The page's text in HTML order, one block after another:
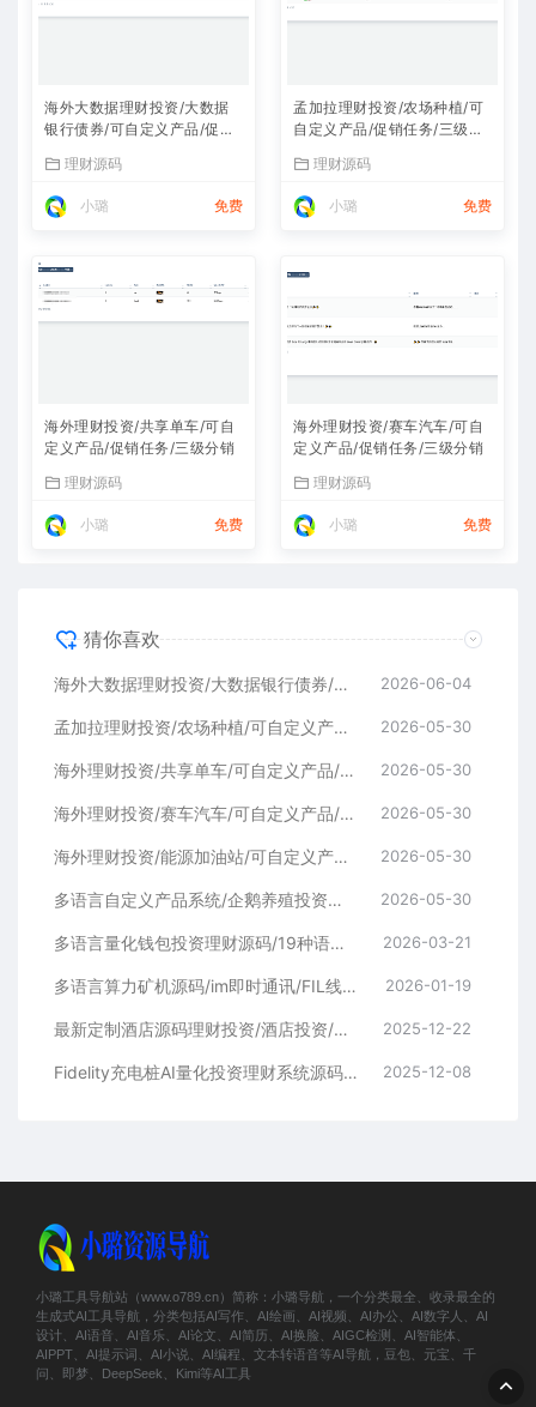
海外大数据理财投资/大数据
银行债券/可自定义产品/促销
理财源码
小璐 免费
孟加拉理财投资/农场种植/可
自定义产品/促销任务/三级分
理财源码
小璐 免费
海外理财投资/共享单车/可自
定义产品/促销任务/三级分销
理财源码
小璐 免费
海外理财投资/赛车汽车/可自
定义产品/促销任务/三级分销
理财源码
小璐 免费
猜你喜欢
海外大数据理财投资/大数据银行债券/可自定义产品/促销任务/三级分销 2026-06-04
孟加拉理财投资/农场种植/可自定义产品/促销任务/三级分销 2026-05-30
海外理财投资/共享单车/可自定义产品/促销任务/三级分销 2026-05-30
海外理财投资/赛车汽车/可自定义产品/促销任务/三级分销 2026-05-30
海外理财投资/能源加油站/可自定义产品/促销任务/三级分销 2026-05-30
多语言自定义产品系统/企鹅养殖投资返利/一键安装 2026-05-30
多语言量化钱包投资理财源码/19种语言+行情实时数据 2026-03-21
多语言算力矿机源码/im即时通讯/FIL线性释放/脚本齐全/搭建教程 2026-01-19
最新定制酒店源码理财投资/酒店投资/前端编译后 2025-12-22
Fidelity充电桩AI量化投资理财系统源码 | 前端UniApp+后端PHP开源完整版 2025-12-08
小璐工具导航站（www.o789.cn）简称：小璐导航，一个分类最全、收录最全的
生成式AI工具导航，分类包括AI写作、AI绘画、AI视频、AI办公、AI数字人、AI
设计、AI语音、AI音乐、AI论文、AI简历、AI换脸、AIGC检测、AI智能体、
AIPPT、AI提示词、AI小说、AI编程、文本转语音等AI导航，豆包、元宝、千
问、即梦、DeepSeek、Kimi等AI工具